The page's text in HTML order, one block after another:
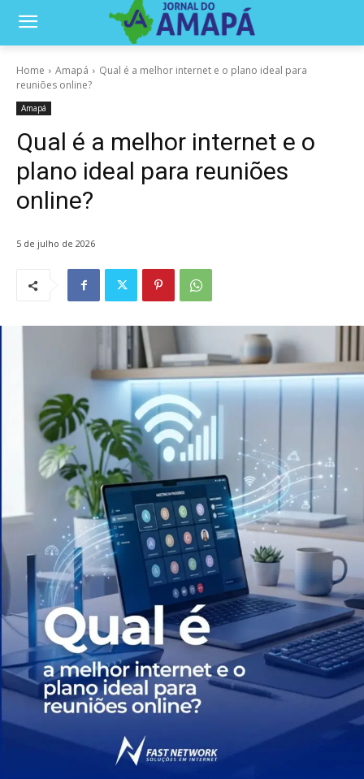
Home Amapá
Qual é a melhor internet e o plano ideal para
reuniões online?
Amapá
Qual é a melhor internet e o
plano ideal para reuniões
online?
5 de julho de 2026